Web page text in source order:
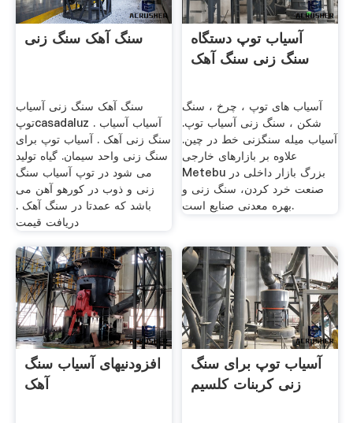
سنگ آهک سنگ زنی
سنگ آهک سنگ زنی آسیاب
توپcasadaluz . آسیاب آسیاب
سنگ زنی آهک . آسیاب توپ برای
سنگ زنی واحد سیمان. گیاه تولید
می شود در توپ آسیاب سنگ
زنی و ذوب در کورهو آهن می
باشد که عمدتا در سنگ آهک .
دریافت قیمت
آسیاب توپ دستگاه
سنگ زنی سنگ آهک
آسیاب های توپ ، چرخ ، سنگ
شکن ، سنگ زنی آسیاب توپ.
آسیاب میله سنگزنی خط در چین.
علاوه بر بازارهای خارجی
Metebu بزرگ بازار داخلى در
صنعت خرد کردن، سنگ زنی و
بهره معدنی صنایع است.
افزودنیهای آسیاب سنگ
آهک
آسیاب توپ برای سنگ
زنی کربنات کلسیم